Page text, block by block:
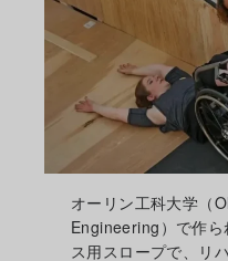
オーリン工科大学（
Engineering）で作
ス用スロープで、リ